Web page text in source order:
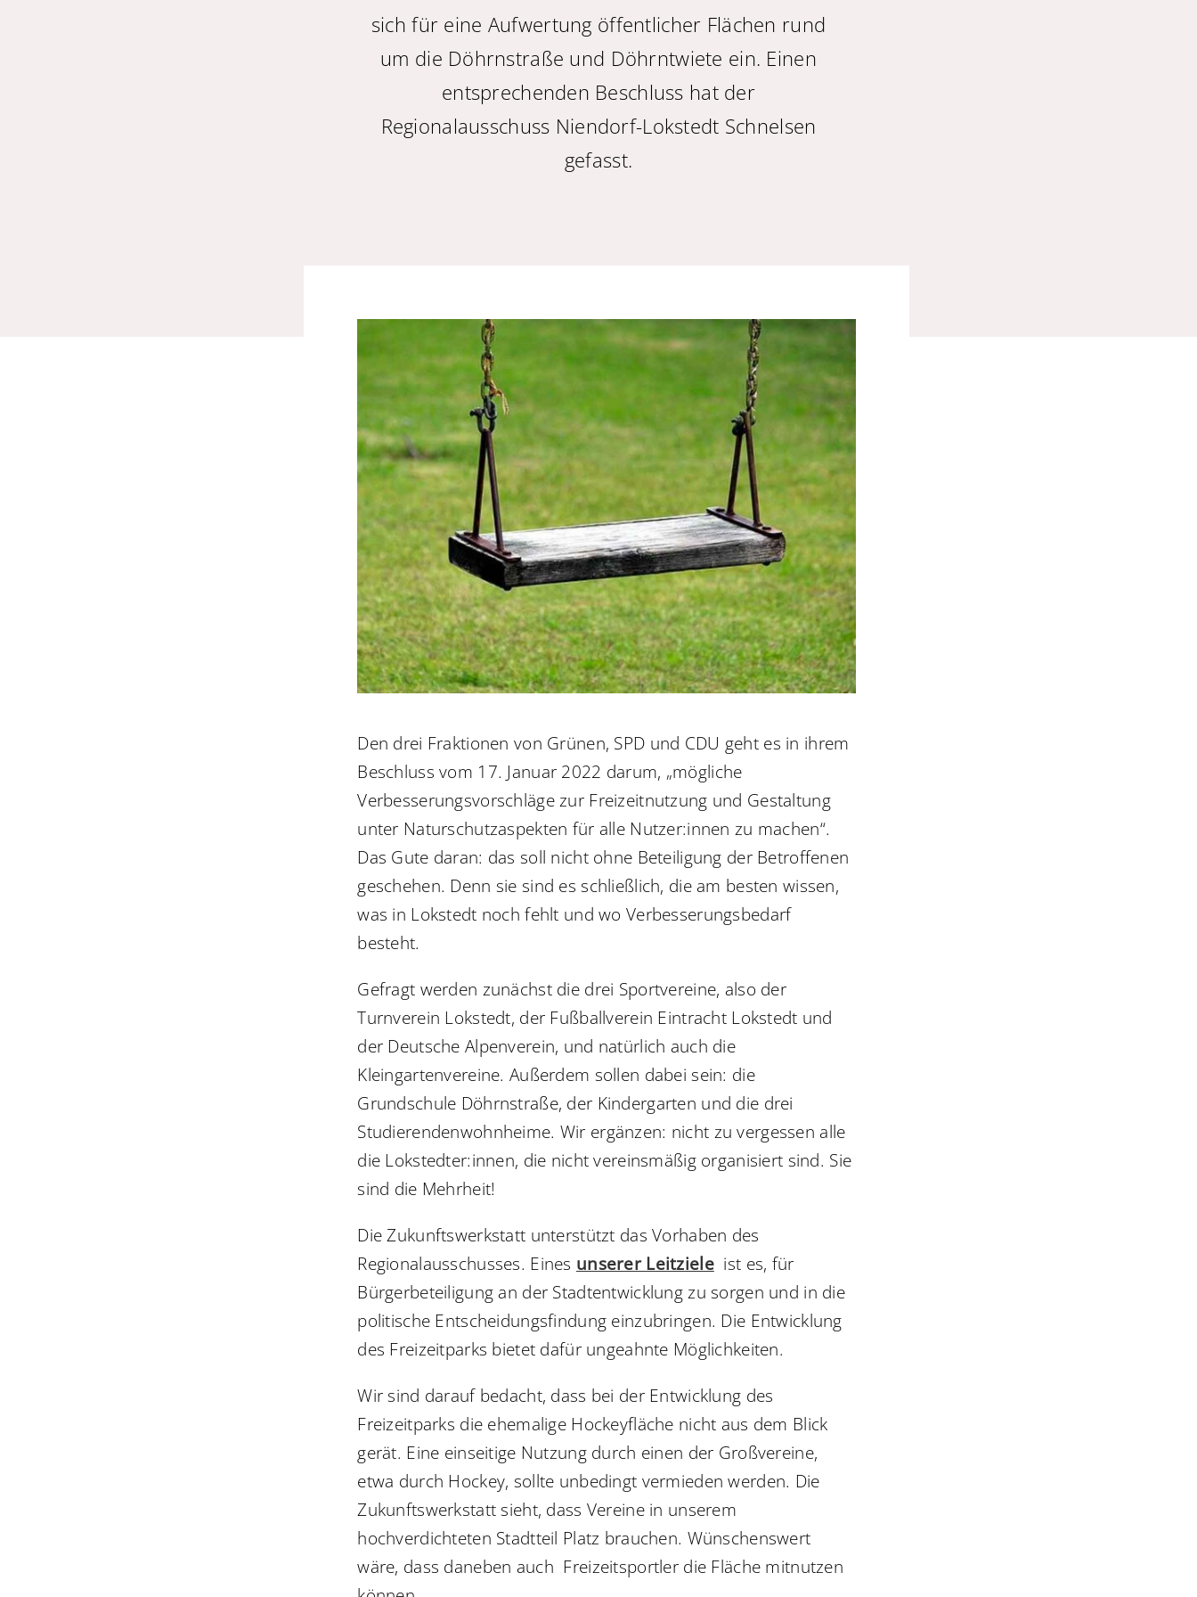
sich für eine Aufwertung öffentlicher Flächen rund
um die Döhrnstraße und Döhrntwiete ein. Einen
entsprechenden Beschluss hat der
Regionalausschuss Niendorf-Lokstedt Schnelsen
gefasst.
Den drei Fraktionen von Grünen, SPD und CDU geht es in ihrem
Beschluss vom 17. Januar 2022 darum, „mögliche
Verbesserungsvorschläge zur Freizeitnutzung und Gestaltung
unter Naturschutzaspekten für alle Nutzer:innen zu machen“.
Das Gute daran: das soll nicht ohne Beteiligung der Betroffenen
geschehen. Denn sie sind es schließlich, die am besten wissen,
was in Lokstedt noch fehlt und wo Verbesserungsbedarf
besteht.
Gefragt werden zunächst die drei Sportvereine, also der
Turnverein Lokstedt, der Fußballverein Eintracht Lokstedt und
der Deutsche Alpenverein, und natürlich auch die
Kleingartenvereine. Außerdem sollen dabei sein: die
Grundschule Döhrnstraße, der Kindergarten und die drei
Studierendenwohnheime. Wir ergänzen: nicht zu vergessen alle
die Lokstedter:innen, die nicht vereinsmäßig organisiert sind. Sie
sind die Mehrheit!
Die Zukunftswerkstatt unterstützt das Vorhaben des
Regionalausschusses. Eines unserer Leitzieleist es, für
Bürgerbeteiligung an der Stadtentwicklung zu sorgen und in die
politische Entscheidungsfindung einzubringen. Die Entwicklung
des Freizeitparks bietet dafür ungeahnte Möglichkeiten.
Wir sind darauf bedacht, dass bei der Entwicklung des
Freizeitparks die ehemalige Hockeyfläche nicht aus dem Blick
gerät. Eine einseitige Nutzung durch einen der Großvereine,
etwa durch Hockey, sollte unbedingt vermieden werden. Die
Zukunftswerkstatt sieht, dass Vereine in unserem
hochverdichteten Stadtteil Platz brauchen. Wünschenswert
wäre, dass daneben auch Freizeitsportler die Fläche mitnutzen